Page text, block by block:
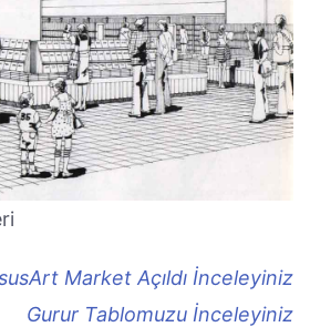
Market Açıldı İnceleyiniz
Gurur Tablomuzu İnceleyiniz